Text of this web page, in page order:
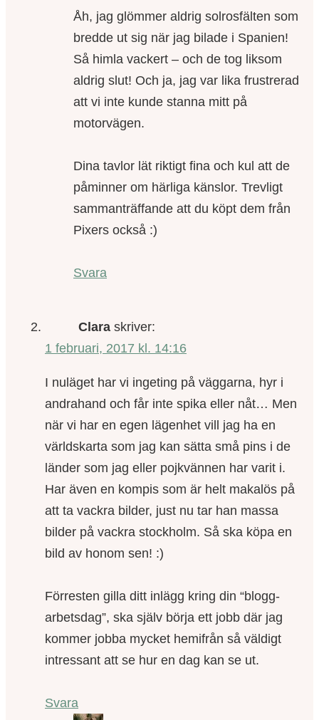
Åh, jag glömmer aldrig solrosfälten som
bredde ut sig när jag bilade i Spanien!
Så himla vackert – och de tog liksom
aldrig slut! Och ja, jag var lika frustrerad
att vi inte kunde stanna mitt på
motorvägen.
Dina tavlor lät riktigt fina och kul att de
påminner om härliga känslor. Trevligt
sammanträffande att du köpt dem från
Pixers också :)
Svara
Clara skriver:
1 februari, 2017 kl. 14:16
I nuläget har vi ingeting på väggarna, hyr i
andrahand och får inte spika eller nåt… Men
när vi har en egen lägenhet vill jag ha en
världskarta som jag kan sätta små pins i de
länder som jag eller pojkvännen har varit i.
Har även en kompis som är helt makalös på
att ta vackra bilder, just nu tar han massa
bilder på vackra stockholm. Så ska köpa en
bild av honom sen! :)
Förresten gilla ditt inlägg kring din “blogg-
arbetsdag”, ska själv börja ett jobb där jag
kommer jobba mycket hemifrån så väldigt
intressant att se hur en dag kan se ut.
Svara